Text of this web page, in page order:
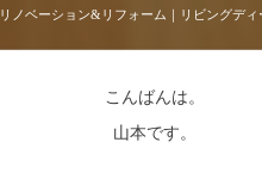
リノベーション&リフォーム｜リビングディ
こんばんは。
山本です。